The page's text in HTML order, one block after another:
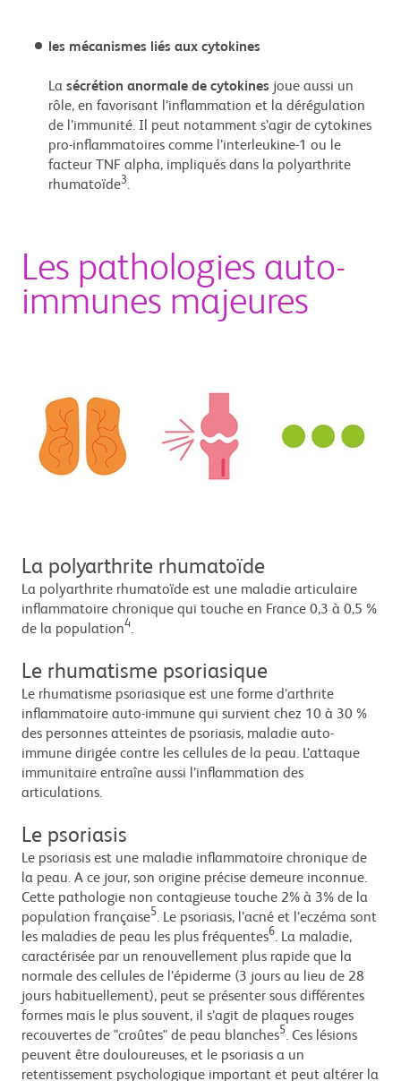
les mécanismes liés aux cytokines
La sécrétion anormale de cytokines joue aussi un
rôle, en favorisant l’inflammation et la dérégulation
de l’immunité. Il peut notamment s’agir de cytokines
pro-inflammatoires comme l’interleukine-1 ou le
facteur TNF alpha, impliqués dans la polyarthrite
rhumatoïde3.
Les pathologies auto-
immunes majeures
La polyarthrite rhumatoïde
La polyarthrite rhumatoïde est une maladie articulaire
inflammatoire chronique qui touche en France 0,3 à 0,5 %
de la population4.
Le rhumatisme psoriasique
Le rhumatisme psoriasique est une forme d’arthrite
inflammatoire auto-immune qui survient chez 10 à 30 %
des personnes atteintes de psoriasis, maladie auto-
immune dirigée contre les cellules de la peau. L’attaque
immunitaire entraîne aussi l’inflammation des
articulations.
Le psoriasis
Le psoriasis est une maladie inflammatoire chronique de
la peau. A ce jour, son origine précise demeure inconnue.
Cette pathologie non contagieuse touche 2% à 3% de la
population française5. Le psoriasis, l’acné et l’eczéma sont
les maladies de peau les plus fréquentes6. La maladie,
caractérisée par un renouvellement plus rapide que la
normale des cellules de l’épiderme (3 jours au lieu de 28
jours habituellement), peut se présenter sous différentes
formes mais le plus souvent, il s’agit de plaques rouges
recouvertes de "croûtes" de peau blanches5. Ces lésions
peuvent être douloureuses, et le psoriasis a un
retentissement psychologique important et peut altérer la